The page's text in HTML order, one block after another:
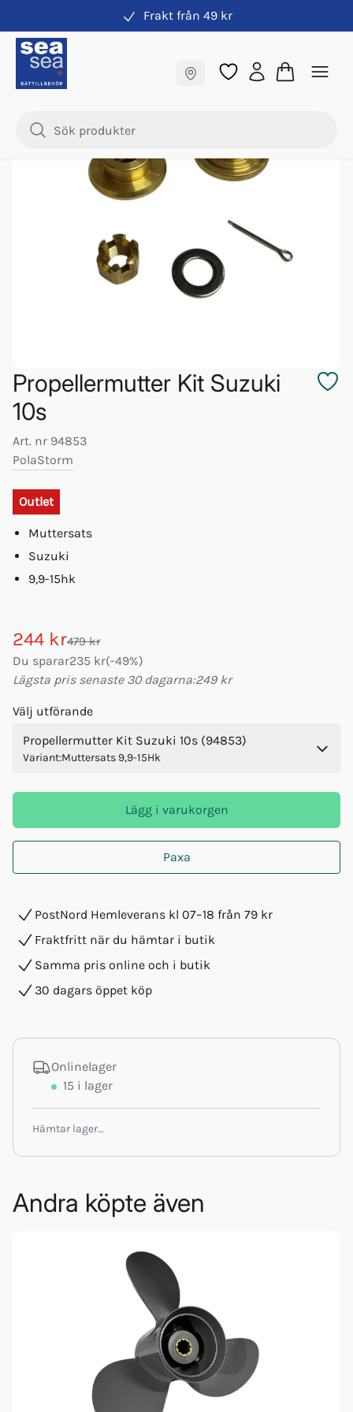
Frakt från 49 kr
Samma pris online & i butik
-49%
Propellermutter Kit Suzuki
10s
Art. nr 94853
PolaStorm
Outlet
Muttersats
Suzuki
9,9-15hk
244 kr479 kr
Du sparar235 kr(-49%)
Lägsta pris senaste 30 dagarna:249 kr
Välj utförande
Propellermutter Kit Suzuki 10s (94853)
Variant:Muttersats 9,9-15Hk
Lägg i varukorgen
Paxa
PostNord Hemleverans kl 07–18 från 79 kr
Fraktfritt när du hämtar i butik
Samma pris online och i butik
30 dagars öppet köp
Onlinelager
15 i lager
Hämtar lager…
Andra köpte även